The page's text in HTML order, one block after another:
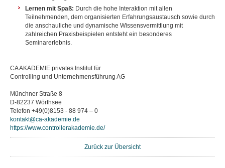
Lernen mit Spaß: Durch die hohe Interaktion mit allen
Teilnehmenden, dem organisierten Erfahrungsaustausch sowie durch
die anschauliche und dynamische Wissensvermittlung mit
zahlreichen Praxisbeispielen entsteht ein besonderes
Seminarerlebnis.
CA AKADEMIE privates Institut für
Controlling und Unternehmensführung AG
Münchner Straße 8
D-82237 Wörthsee
Telefon +49(0)8153 - 88 974 – 0
kontakt@ca-akademie.de
https://www.controllerakademie.de/
Zurück zur Übersicht